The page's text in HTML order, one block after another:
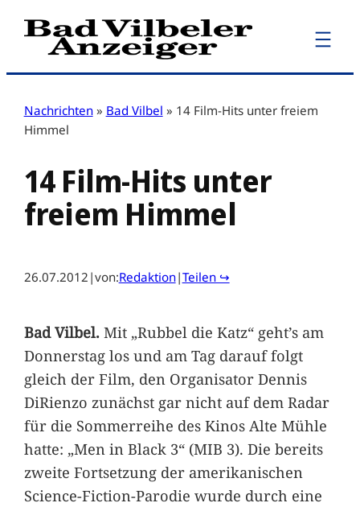
Zum
Inhalt
Nachrichten » Bad Vilbel » 14 Film-Hits unter freiem
Himmel
14 Film-Hits unter
freiem Himmel
26.07.2012 |von:Redaktion|Teilen ↪
Bad Vilbel.Mit „Rubbel die Katz“ geht’s am
Donnerstag los und am Tag darauf folgt
gleich der Film, den Organisator Dennis
DiRienzo zunächst gar nicht auf dem Radar
für die Sommerreihe des Kinos Alte Mühle
hatte: „Men in Black 3“ (MIB 3). Die bereits
zweite Fortsetzung der amerikanischen
Science-Fiction-Parodie wurde durch eine